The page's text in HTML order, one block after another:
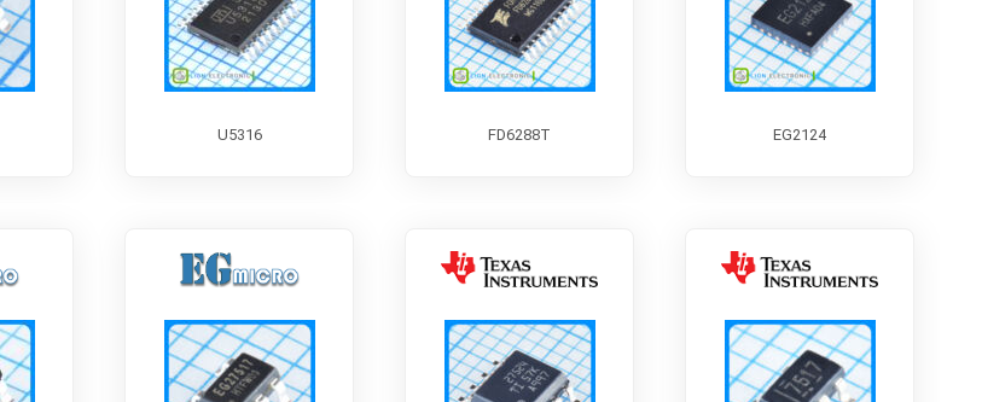
EG2124
FD6288T
U5316